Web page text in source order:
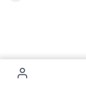
اشترِ الآن